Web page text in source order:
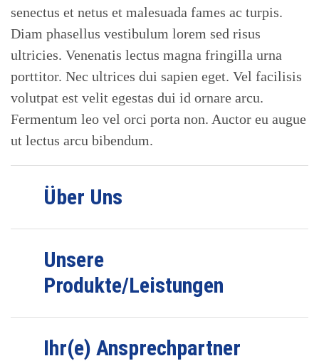
senectus et netus et malesuada fames ac turpis.
Diam phasellus vestibulum lorem sed risus
ultricies. Venenatis lectus magna fringilla urna
porttitor. Nec ultrices dui sapien eget. Vel facilisis
volutpat est velit egestas dui id ornare arcu.
Fermentum leo vel orci porta non. Auctor eu augue
ut lectus arcu bibendum.
Über Uns
Unsere
Produkte/Leistungen
Ihr(e) Ansprechpartner